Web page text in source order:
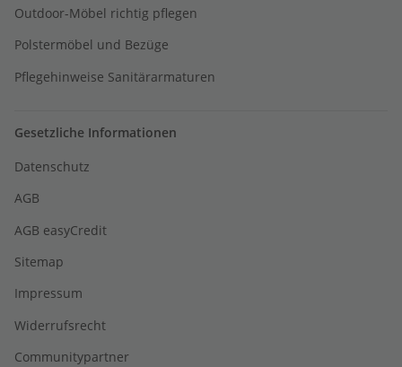
Outdoor-Möbel richtig pflegen
Polstermöbel und Bezüge
Pflegehinweise Sanitärarmaturen
Gesetzliche Informationen
Datenschutz
AGB
AGB easyCredit
Sitemap
Impressum
Widerrufsrecht
Communitypartner